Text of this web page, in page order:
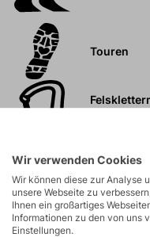
Touren
Hochtouren
Wandern
Wir verwenden Cookies
Wir können diese zur Analyse
unsere Webseite zu
Ihnen ein großartiges
Informationen zu den von uns
Einstellungen.